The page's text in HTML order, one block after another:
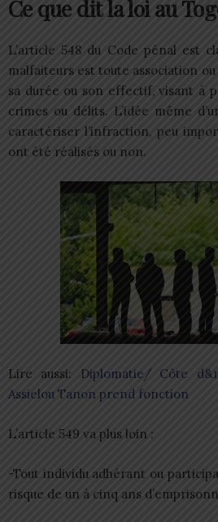
Ce que dit la loi au
L’article 548 du Code pénal est
malfaiteurs est toute association
sa durée ou son effectif, visant à
crimes ou délits. L’idée même
caractériser l’infraction, peu
ont été réalisés ou non.
Lire aussi: Diplomatie/ Côte
Assielou Tanon prend fonction
L’article 549 va plus loin :
-Tout individu adhérant ou
risque de un à cinq ans